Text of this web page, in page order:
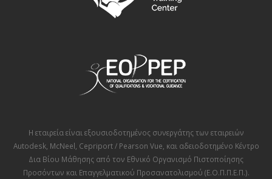
Η εταιρεία είναι εξουσιοδοτημένος συνεργάτης των εταιρειών
Autodesk, McNeel, Cepriport / Pearson Vue, και αδειοδοτημένο Κέντρο
Δια Βίου Μάθησης από τον Εθνικό Οργανισμό Πιστοποίησης
Προσόντων και Επαγγελματικού Προσανατολισμού (Ε.Ο.Π.Π.Ε.Π.).